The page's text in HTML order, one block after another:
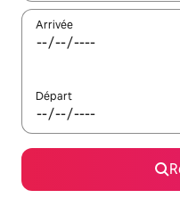
Arrivée
Départ